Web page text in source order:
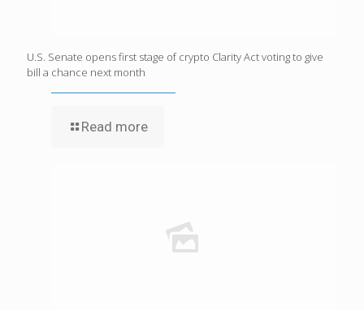
U.S. Senate opens first stage of crypto Clarity Act voting to give
bill a chance next month
Read more